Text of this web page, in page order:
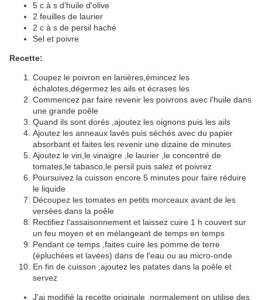
5 c à s d'huile d'olive
2 feuilles de laurier
2 c à s de persil haché
Sel et poivre
Recette:
Coupez le poivron en lanières,émincez les
échalotes,dégermez les ails et écrases les
Commencez par faire revenir les poivrons avec l'huile dans
une grande poêle
Quand ils sont dorés ,ajoutez les oignons puis les ails
Ajoutez les anneaux lavés puis séchés avec du papier
absorbant et faites les revenir une dizaine de minutes
Ajoutez le vin,le vinaigre ,le laurier ,le concentré de
tomates,le tabasco,le persil puis salez et poivrez
Poursuivez la cuisson encore 5 minutes pour faire réduire
le liquide
Découpez les tomates en petits morceaux avant de les
versées dans la poêle
Rectifiez l'assaisonnement et laissez cuire 1 h couvert sur
un feu moyen et en mélangeant de temps en temps
Pendant ce temps ,faites cuire les pomme de terre
(épluchées et lavées) dans de l'eau ou au micro-onde
En fin de cuisson ,ajoutez les patates dans la poêle et
servez
J'ai modifié la recette originale ,normalement on utilise des